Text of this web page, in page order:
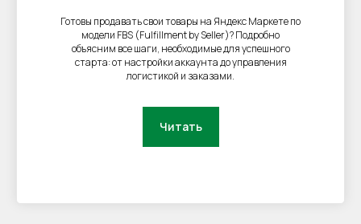
Готовы продавать свои товары на Яндекс Маркете по
модели FBS (Fulfillment by Seller)? Подробно
объясним все шаги, необходимые для успешного
старта: от настройки аккаунта до управления
логистикой и заказами.
Читать